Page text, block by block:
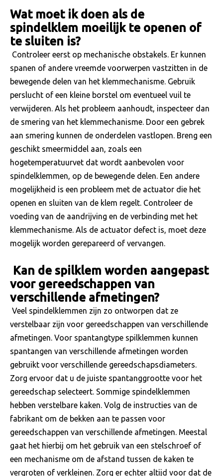
Wat moet ik doen als de
spindelklem moeilijk te openen of
te sluiten is?
Controleer eerst op mechanische obstakels. Er kunnen
spanen of andere vreemde voorwerpen vastzitten in de
bewegende delen van het klemmechanisme. Gebruik
perslucht of een kleine borstel om eventueel vuil te
verwijderen. Als het probleem aanhoudt, inspecteer dan
de smering van het klemmechanisme. Door een gebrek
aan smering kunnen de onderdelen vastlopen. Breng een
geschikt smeermiddel aan, zoals een
hogetemperatuurvet dat wordt aanbevolen voor
spindelklemmen, op de bewegende delen. Een andere
mogelijkheid is een probleem met de actuator die het
openen en sluiten van de klem regelt. Controleer de
voeding van de aandrijving en de verbinding met het
klemmechanisme. Als de actuator defect is, moet deze
mogelijk worden gerepareerd of vervangen.
Kan de spilklem worden aangepast
voor gereedschappen van
verschillende afmetingen?
Veel spindelklemmen zijn zo ontworpen dat ze
verstelbaar zijn voor gereedschappen van verschillende
afmetingen. Voor spantangtype spilklemmen kunnen
spantangen van verschillende afmetingen worden
gebruikt voor verschillende gereedschapsdiameters.
Zorg ervoor dat u de juiste spantanggrootte voor het
gereedschap selecteert. Sommige spindelklemmen
hebben verstelbare kaken. Volg de instructies van de
fabrikant om de bekken aan te passen voor
gereedschappen van verschillende afmetingen. Meestal
gaat het hierbij om het gebruik van een stelschroef of
een mechanisme om de afstand tussen de kaken te
vergroten of verkleinen. Zorg er echter altijd voor dat de